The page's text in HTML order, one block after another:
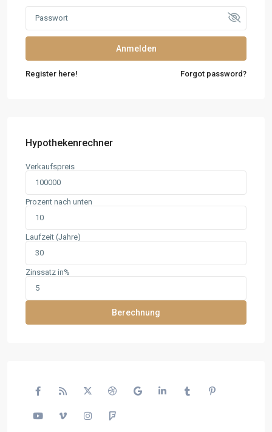
Anmelden
Register here! Forgot password?
Hypothekenrechner
Verkaufspreis
Prozent nach unten
Laufzeit (Jahre)
Zinssatz in%
Berechnung